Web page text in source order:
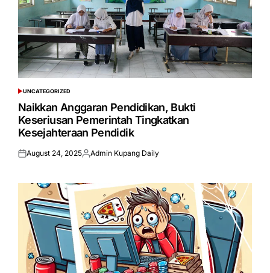
POSTED
IN
UNCATEGORIZED
Naikkan Anggaran Pendidikan, Bukti
Keseriusan Pemerintah Tingkatkan
Kesejahteraan Pendidik
Posted
August 24, 2025Posted
Admin Kupang Daily